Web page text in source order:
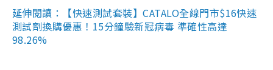
延伸閱讀：【快速測試套裝】CATALO全線門市$16快速
測試劑換購優惠！15分鐘驗新冠病毒 準確性高達
98.26%